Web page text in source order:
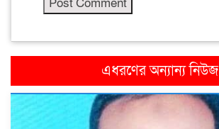
এধরণের অন্যান্য নিউজ